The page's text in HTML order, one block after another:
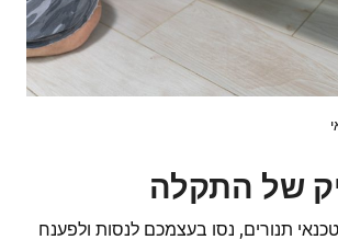
של התקלה
תנורים, נסו בעצמכם לנסות ולפענח